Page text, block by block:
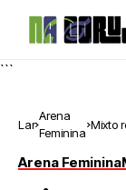
```
Lar
Arena
Feminina
Mixto
Arena Feminina